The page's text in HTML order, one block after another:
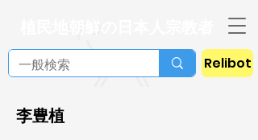
Relibot
李豊植